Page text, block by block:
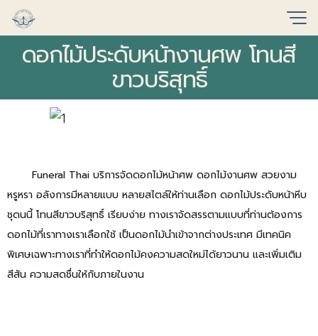
ดอกไม้ประดับหน้างานศพ โทนสี
ขาวบริสุทธิ์
Funeral Thai บริการจัดดอกไม้หน้าศพ ดอกไม้งานศพ สวยงาม
หรูหรา อลังการมีหลายแบบ หลายสไตล์ให้ท่านเลือก ดอกไม้ประดับหน้าหีบ
ชุดนนี้ โทนสีขาวบริสุทธิ์ เรียบง่าย ทางเราจัดสรรตามแบบที่ท่านต้องการ
ดอกไม้ที่เราทางเราเลือกใช้ เป็นดอกไม้นำเข้าจากต่างประเทศ มีเทคนิค
พิเศษเฉพาะทางเราที่ทำให้ดอกไม้คงความสดใหม่ได้ยาวนาน และเพิ่มเติม
สีสัน ความสดชื่นให้กับภายในงาน